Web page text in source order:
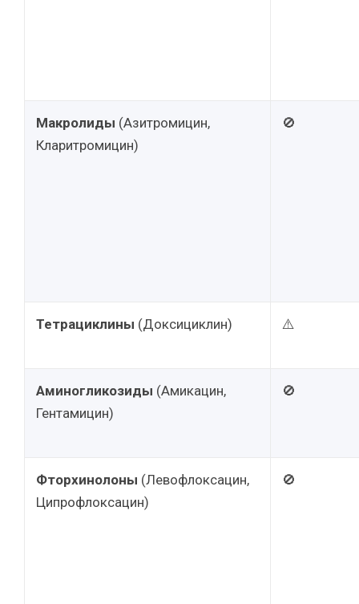
Макролиды (Азитромицин,
Кларитромицин)
🚫
Тетрациклины (Доксициклин) ⚠️
Аминогликозиды (Амикацин,
Гентамицин)
🚫
Фторхинолоны (Левофлоксацин,
Ципрофлоксацин)
🚫